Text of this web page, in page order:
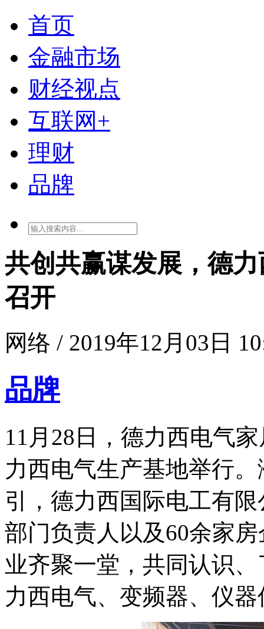
首页
金融市场
财经视点
互联网+
理财
品牌
共创共赢谋发展，德
召开
网络 / 2019年12月03日
品牌
11月28日，德力西电气
力西电气生产基地举行
引，德力西国际电工有
部门负责人以及60余家
业齐聚一堂，共同认识
力西电气、变频器、仪